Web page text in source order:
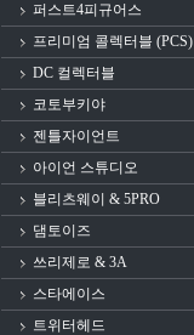
퍼스트4피규어스
프리미엄 콜렉터블 (PCS)
DC 컬렉터블
코토부키야
젠틀자이언트
아이언 스튜디오
블리츠웨이 & 5PRO
댐토이즈
쓰리제로 & 3A
스타에이스
트위터헤드